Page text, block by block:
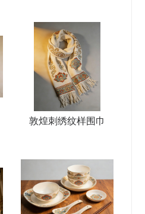
敦煌刺绣纹样围巾